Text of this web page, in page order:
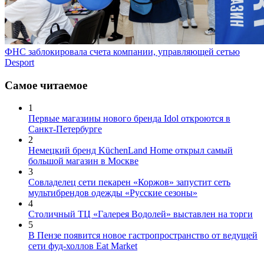
ФНС заблокировала счета компании, управляющей сетью
Desport
Самое читаемое
1
Первые магазины нового бренда Idol откроются в
Санкт-Петербурге
2
Немецкий бренд KüchenLand Home открыл самый
большой магазин в Москве
3
Совладелец сети пекарен «Коржов» запустит сеть
мультибрендов одежды «Русские сезоны»
4
Столичный ТЦ «Галерея Водолей» выставлен на торги
5
В Пензе появится новое гастропространство от ведущей
сети фуд-холлов Eat Market